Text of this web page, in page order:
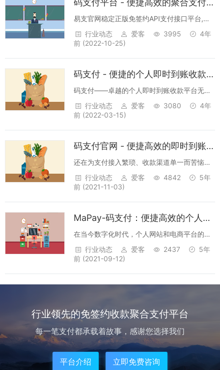
支付...
码支付平台 - 便捷高效的聚合支付解决方案
易支官网稳定正版免签约API支付接口平台,易
支付心随你动，让支付超便捷！🚀 不需要营业
执照，一下子就能快速开通好多主流支付接
行业动态 爱客 3995
4年
前 (2022-10-25)
码支付 - 便捷的个人即时到账收款平台
码支付——卓越的个人即时到账收款平台无资
金托管结算，款项即时到账您的个人账户，安
全放心有保障！无需手机电脑端监控，云端自
营...
行业动态 爱客 3080
4年
前 (2022-03-15)
码支付官网 - 便捷高效的即时到账的支付平台
还在为支付接入繁琐、收款渠道单一而苦恼？
码支付平台强势登场，一站式解决您的支付难
题！作为一款功能强大的聚合接口平台，码支
行业动态 爱客 4842
5年
前 (2021-11-03)
MaPay-码支付：便捷高效的个人网站支付解决方案
在当今数字化时代，个人网站和电商平台的支
付环节至关重要。而 MaPay 码支付的出现，
为大家带来了全新的便捷支付体验。一、云端
挂，拥有 40 多...
行业动态 爱客 2437
5年
前 (2021-09-12)
行业领先的免签约收款聚合支付平台
每一笔支付都承载着故事，感谢您选择我们
平台介绍 立即免费咨询